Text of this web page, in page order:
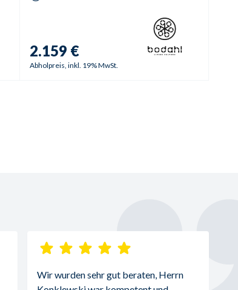
2.159 €
Abholpreis, inkl. 19% MwSt.
Wir wurden sehr gut beraten, Herrn